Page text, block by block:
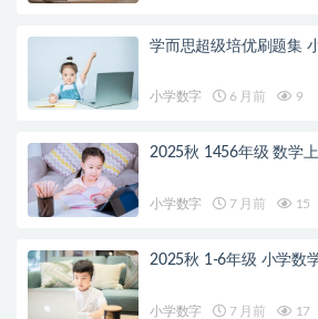
学而思超级培优刷题集
小学数字 6 月前 9
2025秋 1456年级 数学
小学数字 7 月前 15
2025秋 1-6年级 小学数
小学数字 7 月前 17